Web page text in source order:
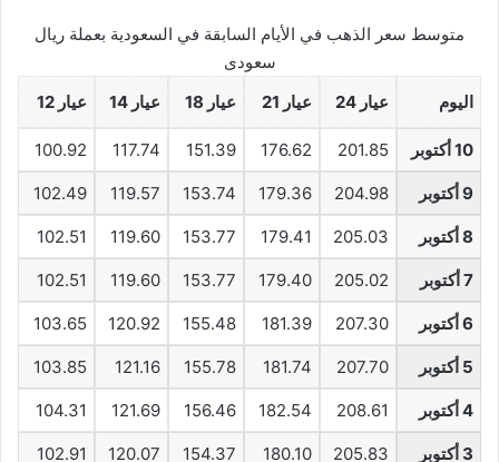
متوسط سعر الذهب في الأيام السابقة في السعودية بعملة ريال
سعودى
اليوم
عيار 24 عيار 21 عيار 18 عيار 14 عيار 12
10 أكتوبر 201.85
176.62
151.39
117.74
100.92
9 أكتوبر 204.98
179.36
153.74
119.57
102.49
8 أكتوبر 205.03
179.41
153.77
119.60
102.51
7 أكتوبر 205.02
179.40
153.77
119.60
102.51
6 أكتوبر 207.30
181.39
155.48
120.92
103.65
5 أكتوبر 207.70
181.74
155.78
121.16
103.85
4 أكتوبر 208.61
182.54
156.46
121.69
104.31
3 أكتوبر 205.83
180.10
154.37
120.07
102.91